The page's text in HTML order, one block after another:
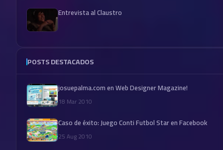
Entrevista al Claustro
POSTS DESTACADOS
josuepalma.com en Web Designer Magazine!
18 Mar 2010
Caso de éxito: Juego Conti Futbol Star en Facebook
25 Aug 2010